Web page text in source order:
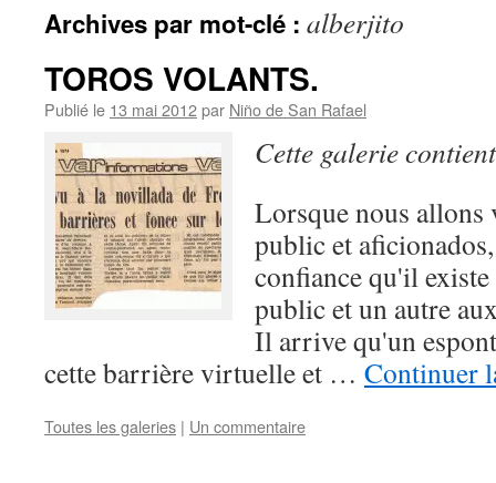
Archives par mot-clé : alberjito
TOROS VOLANTS.
Publié le 13 mai 2012par Niño de San Rafael
Cette galerie
Lorsque nous
public et
confiance qu'il
public et un autre
Il arrive qu'un
cette barrière virtuelle et … Continuer
Toutes les galeries | Un commentaire